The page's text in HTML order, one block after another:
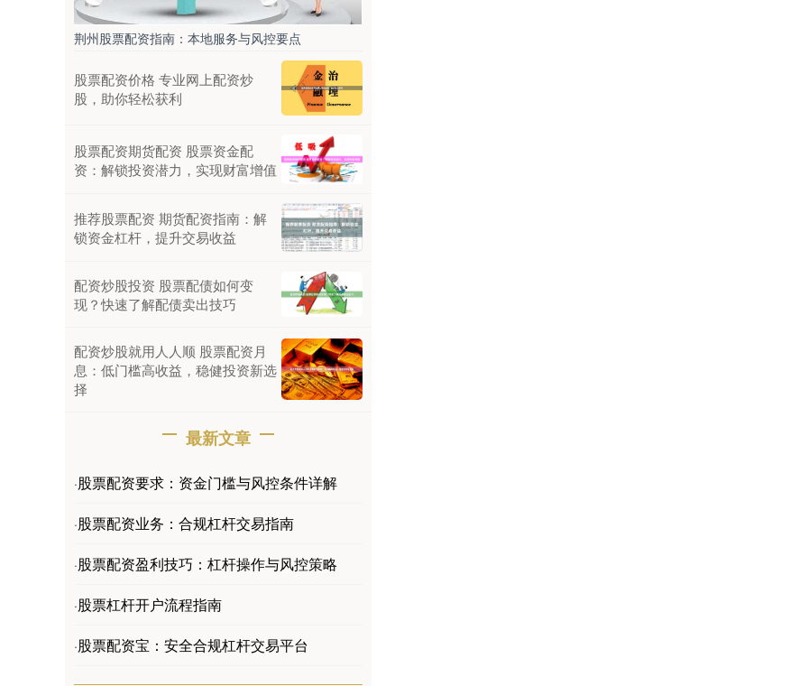
荆州股票配资指南：本地服务与风控要点
股票配资价格 专业网上配资炒
股，助你轻松获利
股票配资期货配资 股票资金配
资：解锁投资潜力，实现财富增值
推荐股票配资 期货配资指南：解
锁资金杠杆，提升交易收益
配资炒股投资 股票配债如何变
现？快速了解配债卖出技巧
配资炒股就用人人顺 股票配资月
息：低门槛高收益，稳健投资新选
择
最新文章
·股票配资要求：资金门槛与风控条件详解
·股票配资业务：合规杠杆交易指南
·股票配资盈利技巧：杠杆操作与风控策略
·股票杠杆开户流程指南
·股票配资宝：安全合规杠杆交易平台